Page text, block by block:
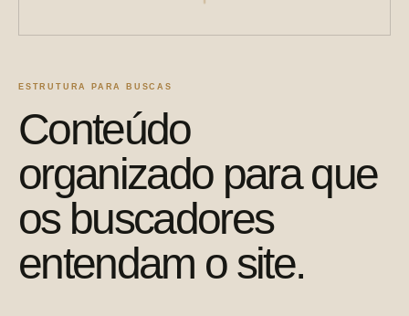
ESTRUTURA PARA BUSCAS
Conteúdo
organizado para que
os buscadores
entendam o site.